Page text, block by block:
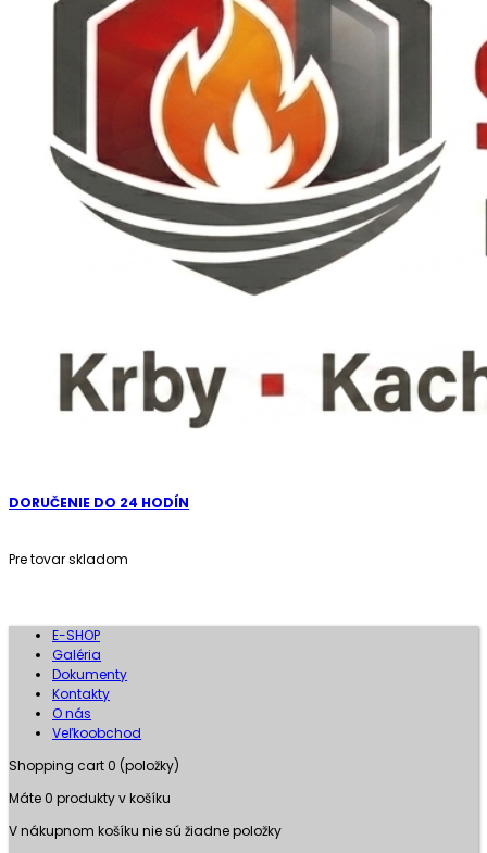
DORUČENIE DO 24 HODÍN
Pre tovar skladom
E-SHOP
Galéria
Dokumenty
Kontakty
O nás
Veľkoobchod
Shopping cart0 (položky)
Máte0 produkty v košíku
V nákupnom košíku nie sú žiadne položky